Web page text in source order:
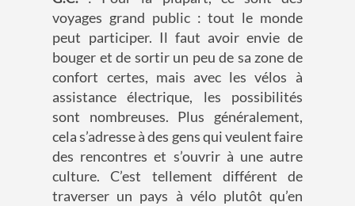
voyages grand public : tout le monde
peut participer. Il faut avoir envie de
bouger et de sortir un peu de sa zone de
confort certes, mais avec les vélos à
assistance électrique, les possibilités
sont nombreuses. Plus généralement,
cela s’adresse à des gens qui veulent faire
des rencontres et s’ouvrir à une autre
culture. C’est tellement différent de
traverser un pays à vélo plutôt qu’en